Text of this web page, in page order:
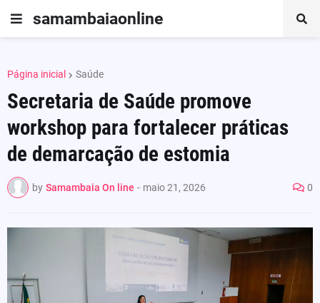
samambaiaonline
Página inicial Saúde
Secretaria de Saúde promove
workshop para fortalecer práticas
de demarcação de estomia
by Samambaia On line - maio 21, 2026 0